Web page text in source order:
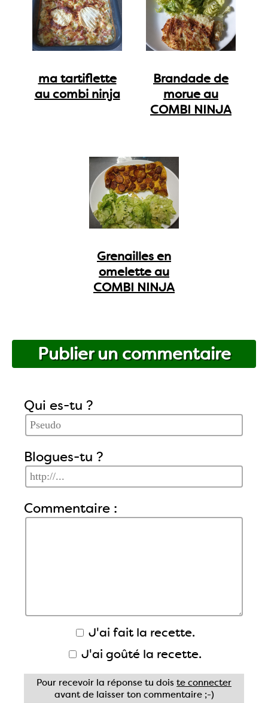
ma tartiflette
au combi ninja
Brandade de
morue au
COMBI NINJA
Grenailles en
omelette au
COMBI NINJA
Publier un commentaire
Qui es-tu ?
Blogues-tu ?
Commentaire :
J'ai fait la recette.
J'ai goûté la recette.
Pour recevoir la réponse tu dois te connecter
avant de laisser ton commentaire ;-)